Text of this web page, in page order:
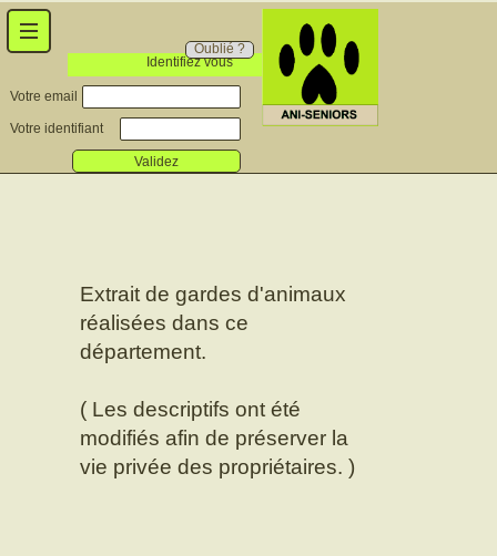
Identifiez vous
Oublié ?
Votre email
Votre identifiant
Validez
Extrait de gardes d'animaux
réalisées dans ce
département.
( Les descriptifs ont été
modifiés afin de préserver la
vie privée des propriétaires. )